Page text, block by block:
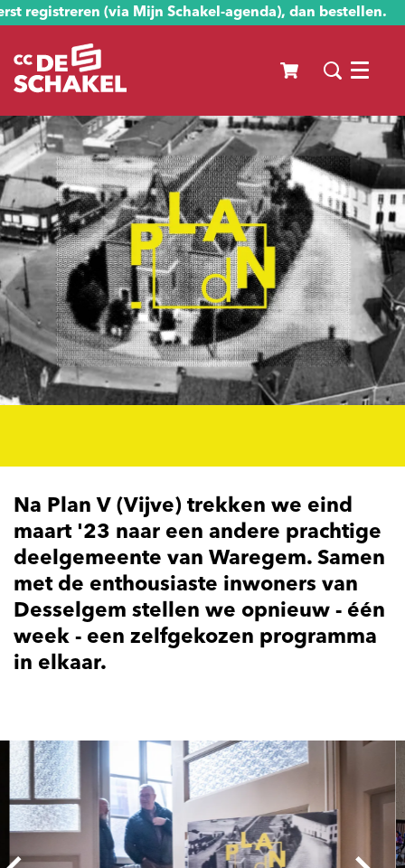
registreren (via Mijn Schakel-agenda), dan bestellen.
Menu
Na Plan V (Vijve) trekken we eind
maart '23 naar een andere prachtige
deelgemeente van Waregem. Samen
met de enthousiaste inwoners van
Desselgem stellen we opnieuw - één
week - een zelfgekozen programma
in elkaar.
Overslaan
Inzoomen